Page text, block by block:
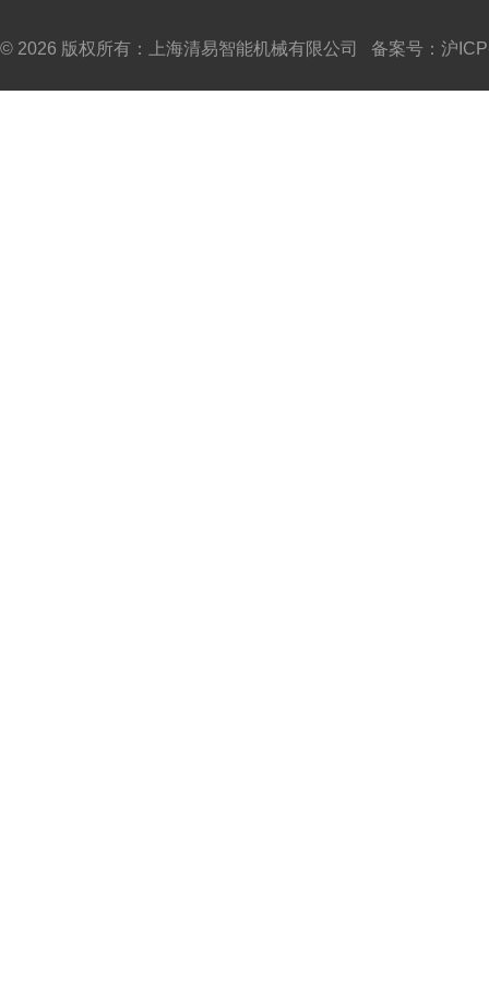
© 2026 版权所有：上海清易智能机械有限公司 备案号： 沪